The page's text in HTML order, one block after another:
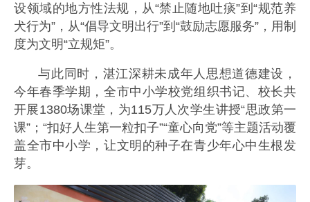
设领域的地方性法规，从“禁止随地吐痰”到“规范养
犬行为”，从“倡导文明出行”到“鼓励志愿服务”，用制
度为文明“立规矩”。
与此同时，湛江深耕未成年人思想道德建设，
今年春季学期，全市中小学校党组织书记、校长共
开展1380场课堂，为115万人次学生讲授“思政第一
课”；“扣好人生第一粒扣子”“童心向党”等主题活动覆
盖全市中小学，让文明的种子在青少年心中生根发
芽。